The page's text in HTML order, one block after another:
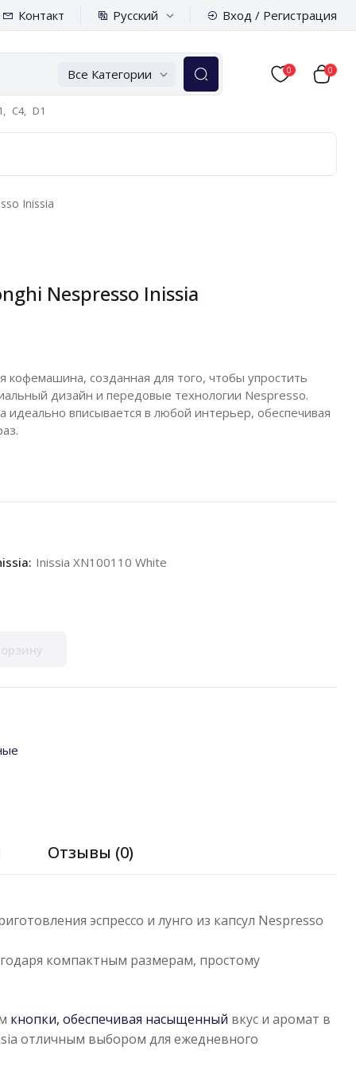
Контакт Русский Вход / Регистрация
Все Категории
C4, D1
0 0
Inissia
Nespresso Inissia
кофемашина, созданная для того, чтобы упростить
дизайн и передовые технологии Nespresso.
идеально вписывается в любой интерьер, обеспечивая
Inissia XN100110 White
Отзывы (0)
эспрессо и лунго из капсул Nespresso
компактным размерам, простому
кнопки, обеспечивая насыщенный вкус и аромат в
отличным выбором для ежедневного